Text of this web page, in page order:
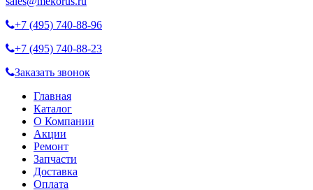
+7 (495) 740-88-96
+7 (495) 740-88-23
Заказать звонок
Главная
Каталог
О Компании
Акции
Ремонт
Запчасти
Доставка
Оплата